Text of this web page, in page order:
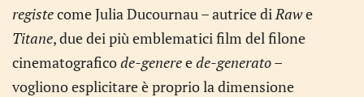
registecome Julia Ducournau – autrice diRawe
Titane, due dei più emblematici film del filone
cinematograficode-genereede-generato–
vogliono esplicitare è proprio la dimensione